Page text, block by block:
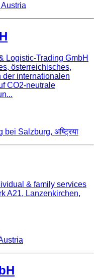
Logistic-Trading GmbH
österreichisches,
der internationalen
CO2-neutrale
Salzburg, अष्ट्रिया
& family services
A21, Lanzenkirchen,